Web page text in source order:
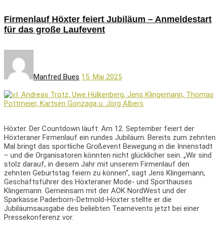
Firmenlauf Höxter feiert Jubiläum – Anmeldestart
für das große Laufevent
Manfred Bues 15. Mai 2025
Höxter. Der Countdown läuft: Am 12. September feiert der
Höxteraner Firmenlauf ein rundes Jubiläum. Bereits zum zehnten
Mal bringt das sportliche Großevent Bewegung in die Innenstadt
– und die Organisatoren könnten nicht glücklicher sein. „Wir sind
stolz darauf, in diesem Jahr mit unserem Firmenlauf den
zehnten Geburtstag feiern zu können“, sagt Jens Klingemann,
Geschäftsführer des Höxteraner Mode- und Sporthauses
Klingemann. Gemeinsam mit der AOK NordWest und der
Sparkasse Paderborn-Detmold-Höxter stellte er die
Jubiläumsausgabe des beliebten Teamevents jetzt bei einer
Pressekonferenz vor.